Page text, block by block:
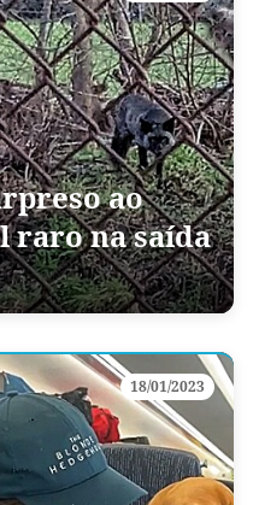
ao
raro na saída
18/01/2023